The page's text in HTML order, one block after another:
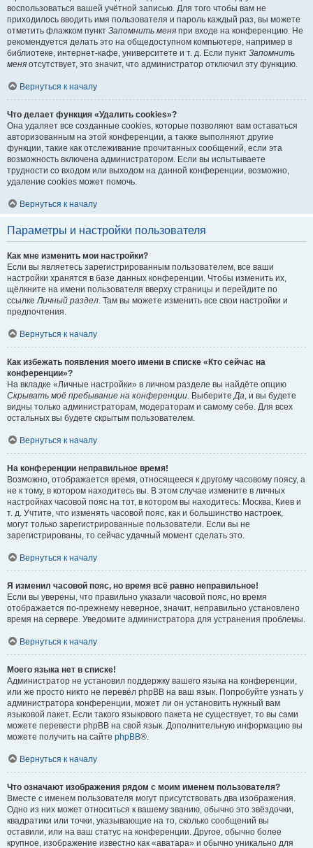
воспользоваться вашей учётной записью. Для того чтобы вам не
приходилось вводить имя пользователя и пароль каждый раз, вы можете
отметить флажком пункт Запомнить меня при входе на конференцию. Не
рекомендуется делать это на общедоступном компьютере, например в
библиотеке, интернет-кафе, университете и т. д. Если пункт Запомнить
меня отсутствует, это значит, что администратор отключил эту функцию.
Вернуться к началу
Что делает функция «Удалить cookies»?
Она удаляет все созданные cookies, которые позволяют вам оставаться
авторизованным на этой конференции, а также выполняют другие
функции, такие как отслеживание прочитанных сообщений, если эта
возможность включена администратором. Если вы испытываете
трудности со входом или выходом на данной конференции, возможно,
удаление cookies может помочь.
Вернуться к началу
Параметры и настройки пользователя
Как мне изменить мои настройки?
Если вы являетесь зарегистрированным пользователем, все ваши
настройки хранятся в базе данных конференции. Чтобы изменить их,
щёлкните на имени пользователя вверху страницы и перейдите по
ссылкеЛичный раздел. Там вы можете изменить все свои настройки и
предпочтения.
Вернуться к началу
Как избежать появления моего имени в списке «Кто сейчас на
конференции»?
На вкладке «Личные настройки» в личном разделе вы найдёте опцию
Скрывать моё пребывание на конференции. ВыберитеДа, и вы будете
видны только администраторам, модераторам и самому себе. Для всех
остальных вы будете скрытым пользователем.
Вернуться к началу
На конференции неправильное время!
Возможно, отображается время, относящееся к другому часовому поясу, а
не к тому, в котором находитесь вы. В этом случае измените в личных
настройках часовой пояс на тот, в котором вы находитесь: Москва, Киев и
т. д. Учтите, что изменять часовой пояс, как и большинство настроек,
могут только зарегистрированные пользователи. Если вы не
зарегистрированы, то сейчас удачный момент сделать это.
Вернуться к началу
Я изменил часовой пояс, но время всё равно неправильное!
Если вы уверены, что правильно указали часовой пояс, но время
отображается по-прежнему неверное, значит, неправильно установлено
время на сервере. Уведомите администратора для устранения проблемы.
Вернуться к началу
Моего языка нет в списке!
Администратор не установил поддержку вашего языка на конференции,
или же просто никто не перевёл phpBB на ваш язык. Попробуйте узнать у
администратора конференции, может ли он установить нужный вам
языковой пакет. Если такого языкового пакета не существует, то вы сами
можете перевести phpBB на свой язык. Дополнительную информацию вы
можете получить на сайте phpBB®.
Вернуться к началу
Что означают изображения рядом с моим именем пользователя?
Вместе с именем пользователя могут присутствовать два изображения.
Одно из них может относиться к вашему званию, обычно это звёздочки,
квадратики или точки, указывающие на то, сколько сообщений вы
оставили, или на ваш статус на конференции. Другое, обычно более
крупное, изображение известно как «аватара» и обычно уникально для